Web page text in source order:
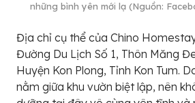
những bình yên mới lạ (Nguồn:
Địa chỉ cụ thể của Chino
Đường Du Lịch Số 1, Thôn Măng
Huyện Kon Plong, Tỉnh Kon Tum.
nằm giữa khu vườn biệt lập, nên